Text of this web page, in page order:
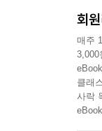
이
공간
작법
『다
회
매주
3,000
클래
사락